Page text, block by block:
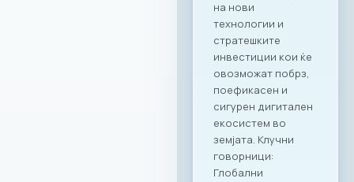
оваа соработка
посебна е
нејзиниот широк
опсег.
Стратешкото
партнерство и
придобивките од
специјално
креираната
програма важат за
сите капацитети во